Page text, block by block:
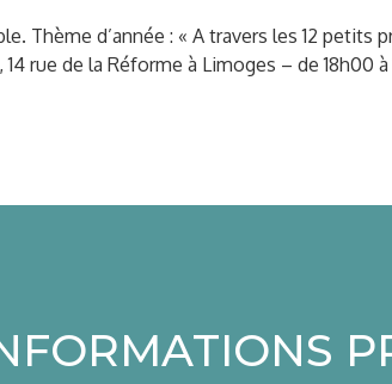
Thème d’année : « A travers les 12
rue de la Réforme à Limoges – de 18h00 à